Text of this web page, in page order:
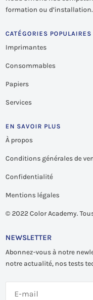
formation ou d’installation.
CATÉGORIES POPULAIRES
Imprimantes
Consommables
Papiers
Services
EN SAVOIR PLUS
À propos
Conditions générales de
Confidentialité
Mentions légales
© 2022 Color Academy.
NEWSLETTER
Abonnez-vous à notre
notre actualité, nos tests